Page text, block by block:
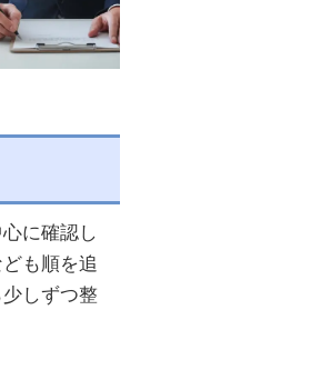
に確認し
も順を追
しずつ整